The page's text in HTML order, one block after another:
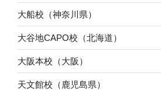
大船校（神奈川県）
大谷地CAPO校（北海道）
大阪本校（大阪）
天文館校（鹿児島県）